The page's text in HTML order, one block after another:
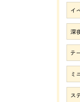
イ
深
テ
ミ
ス